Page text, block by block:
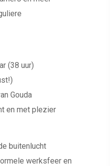
(38 uur)
Gouda
en met plezier
buitenlucht
werksfeer en